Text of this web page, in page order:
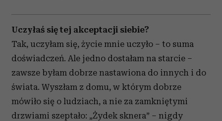
Uczyłaś się tej akceptacji siebie?
Tak, uczyłam się, życie mnie uczyło – to suma
doświadczeń. Ale jedno dostałam na starcie –
zawsze byłam dobrze nastawiona do innych i do
świata. Wyszłam z domu, w którym dobrze
mówiło się o ludziach, a nie za zamkniętymi
drzwiami szeptało: „Żydek sknera” – nigdy